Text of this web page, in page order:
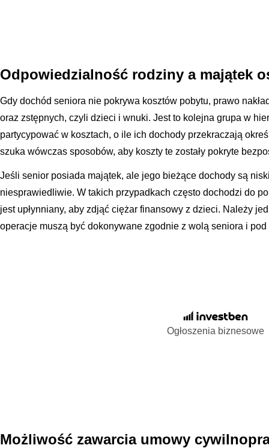
Odpowiedzialność rodziny a majątek
Gdy dochód seniora nie pokrywa kosztów pobytu, prawo
oraz zstępnych, czyli dzieci i wnuki. Jest to kolejna grupa w
partycypować w kosztach, o ile ich dochody przekraczają
szuka wówczas sposobów, aby koszty te zostały pokryte
Jeśli senior posiada majątek, ale jego bieżące dochody są
niesprawiedliwie. W takich przypadkach często dochodzi do
jest upłynniany, aby zdjąć ciężar finansowy z dzieci. Należy
operacje muszą być dokonywane zgodnie z wolą seniora i
Ogłoszenia biznesowe
Możliwość zawarcia umowy